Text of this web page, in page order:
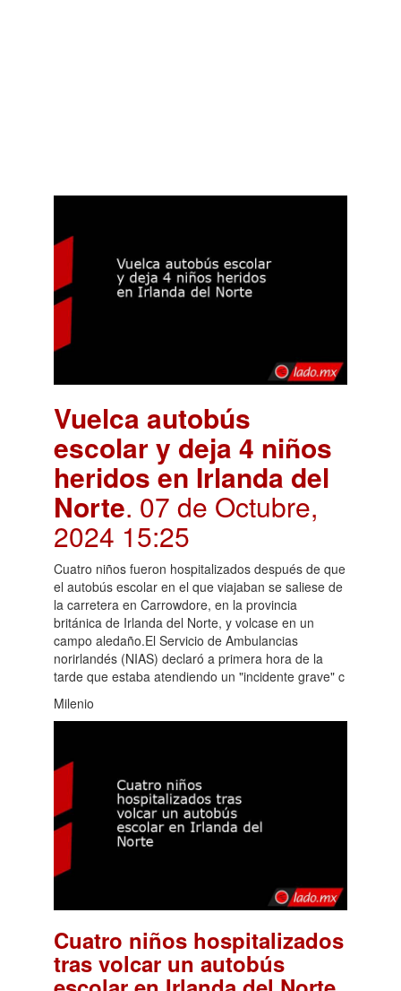
Vuelca autobús
escolar y deja 4 niños
heridos en Irlanda del
Norte. 07 de Octubre,
2024 15:25
Cuatro niños fueron hospitalizados después de que
el autobús escolar en el que viajaban se saliese de
la carretera en Carrowdore, en la provincia
británica de Irlanda del Norte, y volcase en un
campo aledaño.El Servicio de Ambulancias
norirlandés (NIAS) declaró a primera hora de la
tarde que estaba atendiendo un "incidente grave" c
Milenio
Cuatro niños hospitalizados
tras volcar un autobús